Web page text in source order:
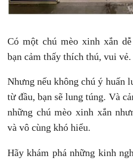
Có một chú mèo xinh xắn
bạn cảm thấy thích thú, vui vẻ.
Nhưng nếu không chú ý huấn
từ đầu, bạn sẽ lung túng. Và
những chú mèo xinh xắn
và vô cùng khó hiểu.
Hãy khám phá những kinh